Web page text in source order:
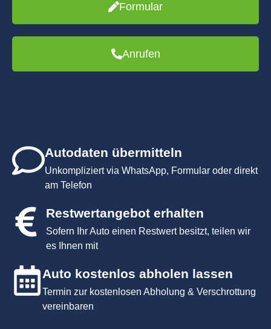
Formular
Anrufen
Autodaten übermitteln
Unkompliziert via WhatsApp, Formular oder direkt
am Telefon
Restwertangebot erhalten
Sofern Ihr Auto einen Restwert besitzt, teilen wir
es Ihnen mit
Auto kostenlos abholen lassen
Termin zur kostenlosen Abholung & Verschrottung
vereinbaren